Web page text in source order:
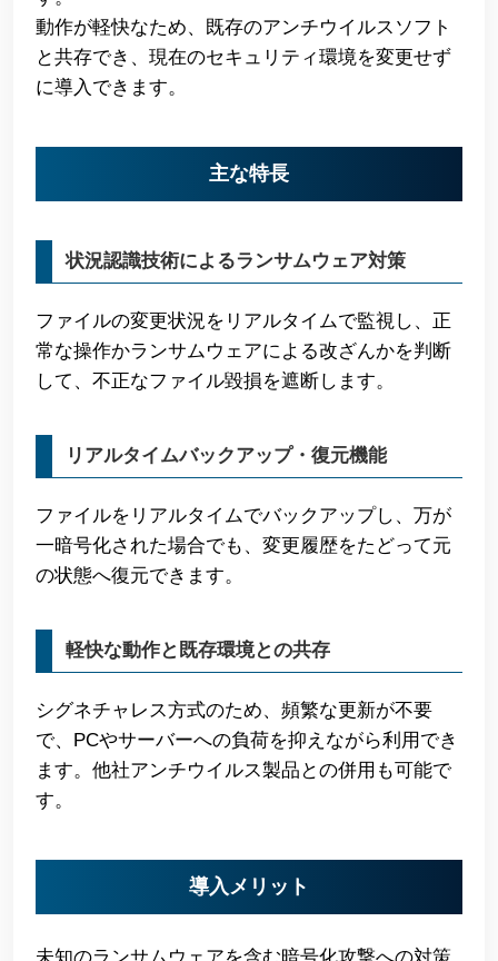
動作が軽快なため、既存のアンチウイルスソフト
と共存でき、現在のセキュリティ環境を変更せず
に導入できます。
主な特長
状況認識技術によるランサムウェア対策
ファイルの変更状況をリアルタイムで監視し、正
常な操作かランサムウェアによる改ざんかを判断
して、不正なファイル毀損を遮断します。
リアルタイムバックアップ・復元機能
ファイルをリアルタイムでバックアップし、万が
一暗号化された場合でも、変更履歴をたどって元
の状態へ復元できます。
軽快な動作と既存環境との共存
シグネチャレス方式のため、頻繁な更新が不要
で、PCやサーバーへの負荷を抑えながら利用でき
ます。他社アンチウイルス製品との併用も可能で
す。
導入メリット